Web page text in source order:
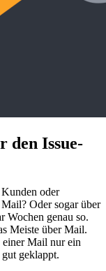
den Issue-
oder
Oder sogar über
Wochen genau so.
Meiste über Mail.
Mail nur ein
geklappt.